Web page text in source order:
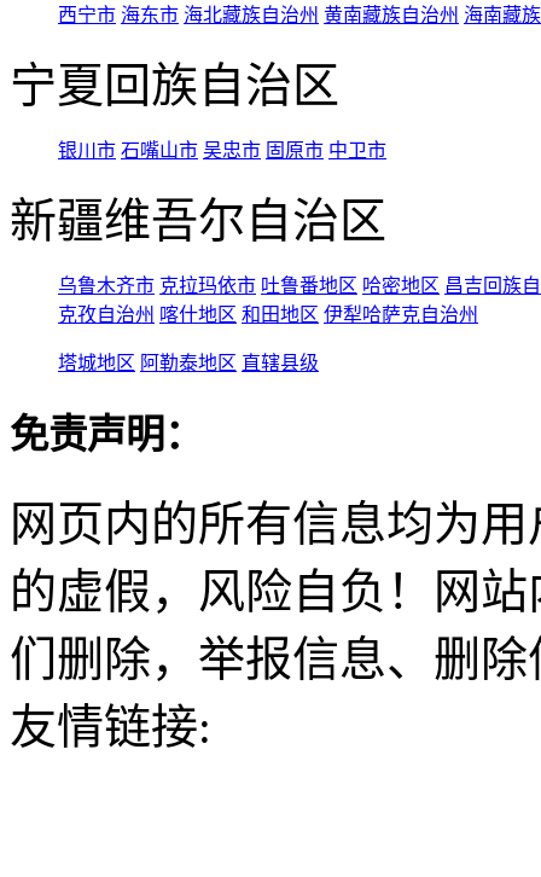
西宁市 海东市 海北藏族自治州 黄南藏族自治州 海南藏
宁夏回族自治区
银川市 石嘴山市 吴忠市 固原市 中卫市
新疆维吾尔自治区
乌鲁木齐市 克拉玛依市 吐鲁番地区 哈密地区 昌吉回族
克孜自治州 喀什地区 和田地区 伊犁哈萨克自治州
塔城地区 阿勒泰地区 直辖县级
免责声明：
网页内的所有信息均为
的虚假，风险自负！网
们删除，举报信息、删
友情链接: